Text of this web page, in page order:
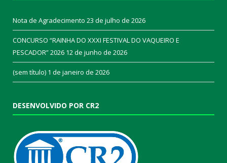
Nota de Agradecimento 23 de julho de 2026
CONCURSO “RAINHA DO XXXI FESTIVAL DO VAQUEIRO E
PESCADOR” 2026 12 de junho de 2026
(sem título) 1 de janeiro de 2026
DESENVOLVIDO POR CR2